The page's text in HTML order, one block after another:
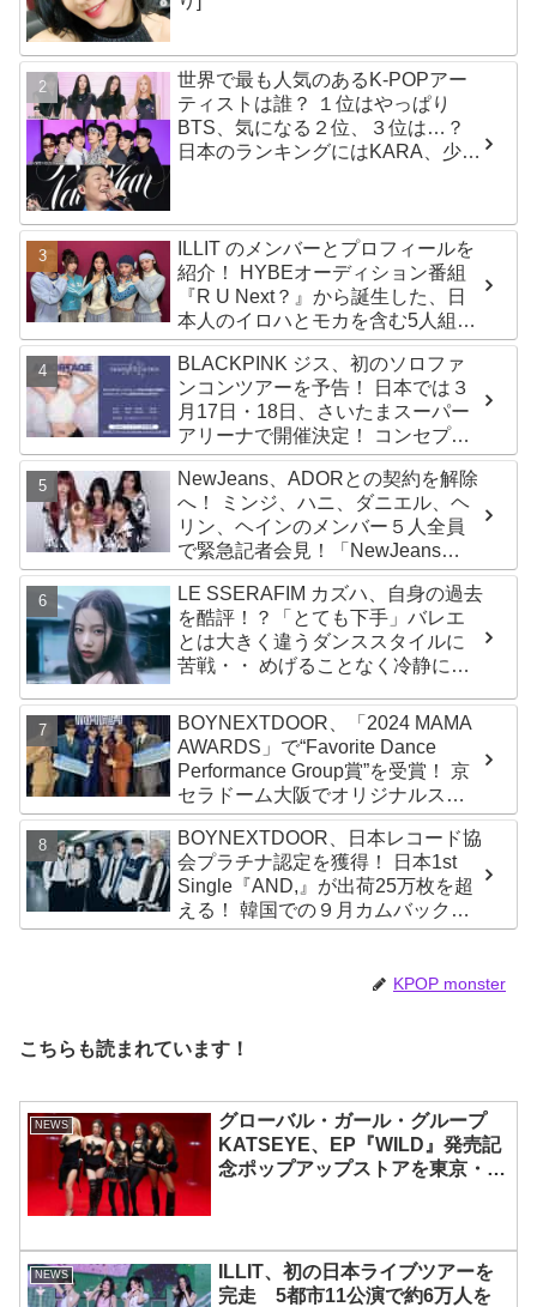
世界で最も人気のあるK-POPアー
ティストは誰？ １位はやっぱり
BTS、気になる２位、３位は…？
日本のランキングにはKARA、少女
ILLIT のメンバーとプロフィールを
紹介！ HYBEオーディション番組
『R U Next？』から誕生した、日
本人のイロハとモカを含む5人組ガ
ールズグループ！ デビュー曲
「Magnetic」がいきなりの大ヒッ
ト
BLACKPINK ジス、初のソロファ
ンコンツアーを予告！ 日本では３
月17日・18日、さいたまスーパー
アリーナで開催決定！ コンセプト
は“愛のカケラ”！？ 14日には新ア
ルバム『AMORTAGE』もリリース
NewJeans、ADORとの契約を解除
へ！ ミンジ、ハニ、ダニエル、ヘ
リン、ヘインのメンバー５人全員
で緊急記者会見！「NewJeans
never dies!」と微笑みの宣言！
ADOR側、2029年まで契約有効と
主張
LE SSERAFIM カズハ、自身の過去
を酷評！？「とても下手」バレエ
とは大きく違うダンススタイルに
苦戦・・ めげることなく冷静に努
BOYNEXTDOOR、「2024 MAMA
AWARDS」で“Favorite Dance
Performance Group賞”を受賞！ 京
セラドーム大阪でオリジナルステ
ージパフォーマンス披露！ 卒業パ
ーティーをコンセプトにスーツで
魅了【動画あり】
BOYNEXTDOOR、日本レコード協
会プラチナ認定を獲得！ 日本1st
Single『AND,』が出荷25万枚を超
える！ 韓国での９月カムバックも
決定
KPOP monster
こちらも読まれています！
NEWS
グローバル・ガール・グループ
KATSEYE、EP『WILD』発売記
念ポップアップストアを東京・原
NEWS
ILLIT、初の日本ライブツアーを
完走 5都市11公演で約6万人を